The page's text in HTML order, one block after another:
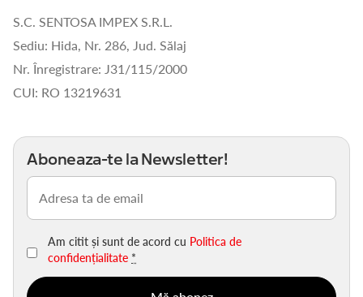
S.C. SENTOSA IMPEX S.R.L.
Sediu: Hida, Nr. 286, Jud. Sălaj
Nr. Înregistrare: J31/115/2000
CUI: RO 13219631
Aboneaza-te la Newsletter!
Email
(Obligatoriu)
Am citit și sunt de acord cu Politica de
confidențialitate *